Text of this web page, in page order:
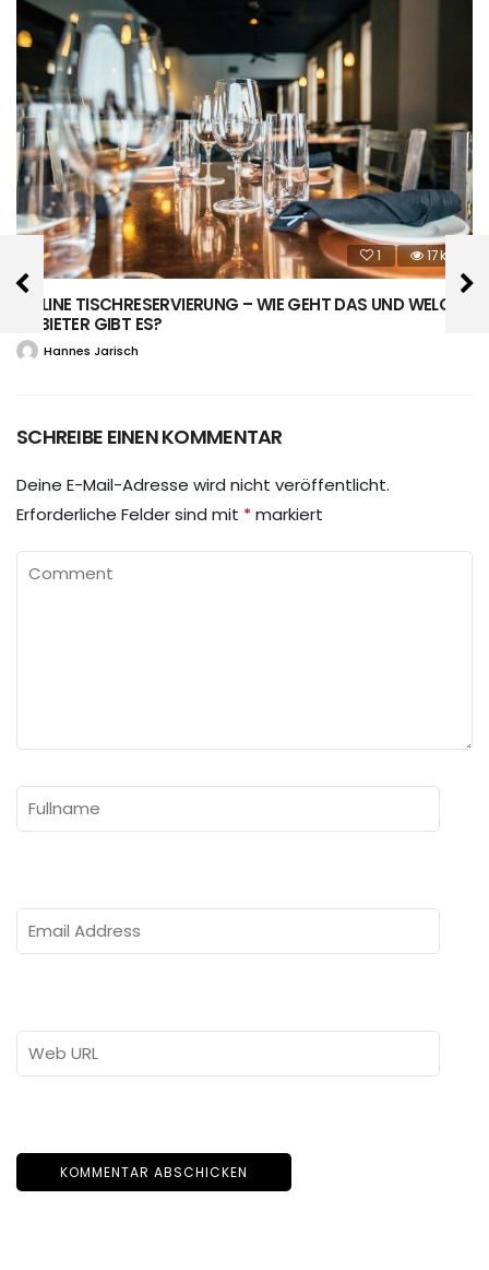
1 17k
ONLINE TISCHRESERVIERUNG – WIE GEHT DAS UND WELCHE
ANBIETER GIBT ES?
Hannes Jarisch
SCHREIBE EINEN KOMMENTAR
Deine E-Mail-Adresse wird nicht veröffentlicht.
Erforderliche Felder sind mit *markiert